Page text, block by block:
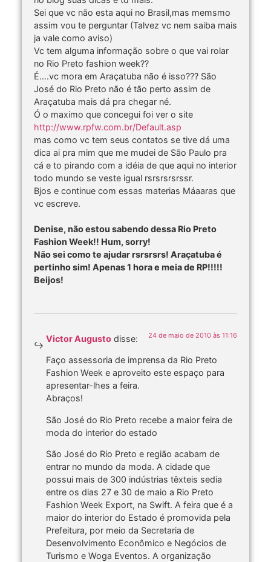
Sei que vc não esta aqui no Brasil,mas memsmo
assim vou te perguntar (Talvez vc nem saiba mais
ja vale como aviso)
Vc tem alguma informação sobre o que vai rolar
no Rio Preto fashion week??
É….vc mora em Araçatuba não é isso??? São
José do Rio Preto não é tão perto assim de
Araçatuba mais dá pra chegar né.
Ó o maximo que concegui foi ver o site
http://www.rpfw.com.br/Default.asp
mas como vc tem seus contatos se tive dá uma
dica ai pra mim que me mudei de São Paulo pra
cá e to pirando com a idéia de que aqui no interior
todo mundo se veste igual rsrsrsrsrssr.
Bjos e continue com essas materias Máaaras que
vc escreve.
Denise, não estou sabendo dessa Rio Preto
Fashion Week!! Hum, sorry!
Não sei como te ajudar rsrsrsrs! Araçatuba é
pertinho sim! Apenas 1 hora e meia de RP!!!!!
Beijos!
Victor Augusto disse: 24 de maio de 2010 às 11:16
Faço assessoria de imprensa da Rio Preto
Fashion Week e aproveito este espaço para
apresentar-lhes a feira.
Abraços!
São José do Rio Preto recebe a maior feira de
moda do interior do estado
São José do Rio Preto e região acabam de
entrar no mundo da moda. A cidade que
possui mais de 300 indústrias têxteis sedia
entre os dias 27 e 30 de maio a Rio Preto
Fashion Week Export, na Swift. A feira que é a
maior do interior do Estado é promovida pela
Prefeitura, por meio da Secretaria de
Desenvolvimento Econômico e Negócios de
Turismo e Woga Eventos. A organização